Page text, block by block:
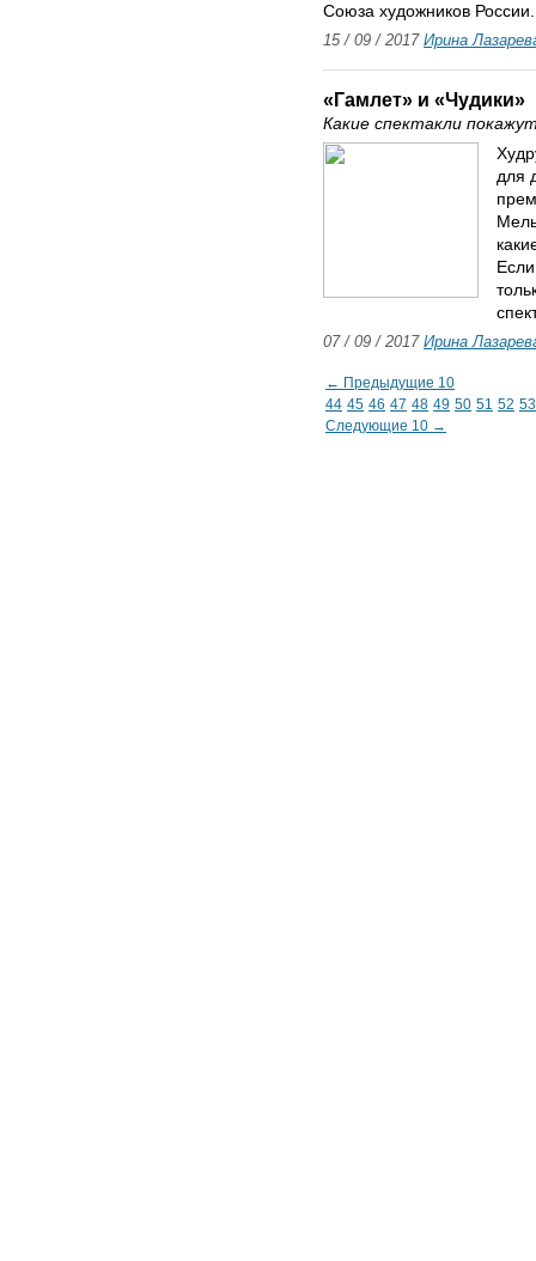
Союза художников России.
15 / 09 / 2017 Ирина
«Гамлет» и «Чудики»
Какие спектакли
для
07 / 09 / 2017 Ирина
← Предыдущие 10
44 45 46 47 48 49 50 51 52 53
Следующие 10 →